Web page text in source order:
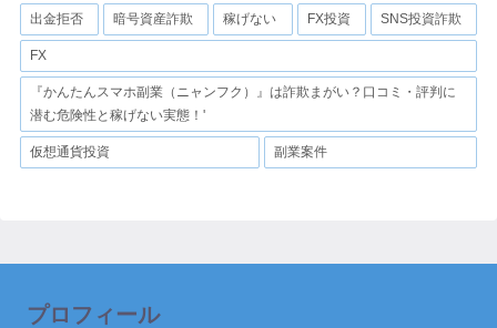
出金拒否 暗号資産詐欺 稼げない FX投資 SNS投資詐欺
FX
『かんたんスマホ副業（ニャンフク）』は詐欺まがい？口コミ・評判に
潜む危険性と稼げない実態！'
仮想通貨投資 副業案件
プロフィール